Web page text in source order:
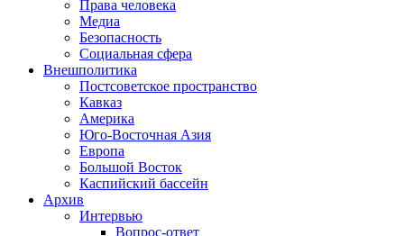
Права человека
Медиа
Безопасность
Социальная сфера
Внешполитика
Постсоветское пространство
Кавказ
Америка
Юго-Восточная Азия
Европа
Большой Восток
Каспийский бассейн
Архив
Интервью
Вопрос-ответ